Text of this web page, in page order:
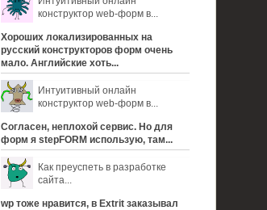
конструктор web-форм в...
Хороших локализированных на
русский конструкторов форм очень
мало. Английские хоть...
Интуитивный онлайн
конструктор web-форм в...
Согласен, неплохой сервис. Но для
форм я stepFORM использую, там...
Как преуспеть в разработке
сайта...
wp тоже нравится, в Extrit заказывал